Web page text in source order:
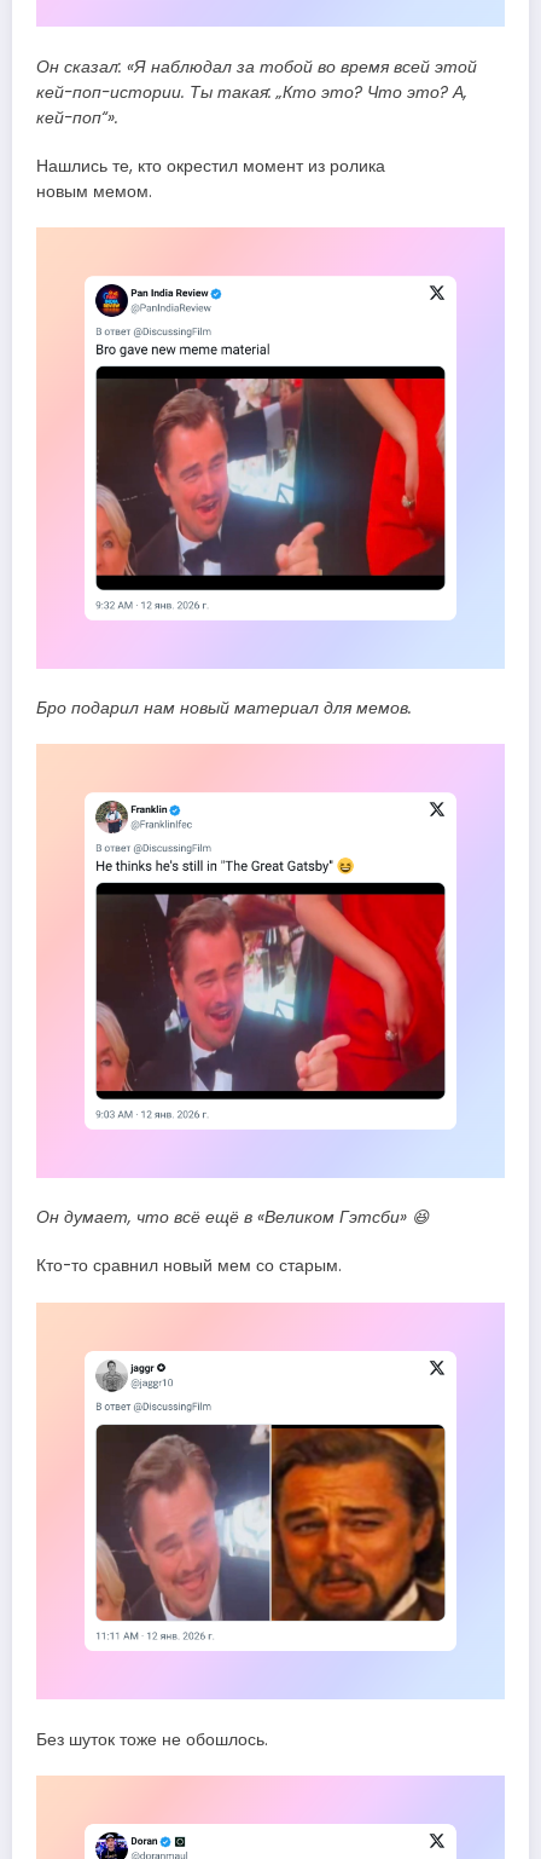
Он сказал: «Я наблюдал за тобой во время всей этой
кей-поп-истории. Ты такая: „Кто это? Что это? А,
кей-поп“».
Нашлись те, кто окрестил момент из ролика
новым мемом.
Бро подарил нам новый материал для мемов.
Он думает, что всё ещё в «Великом Гэтсби» 😆
Кто-то сравнил новый мем со старым.
Без шуток тоже не обошлось.